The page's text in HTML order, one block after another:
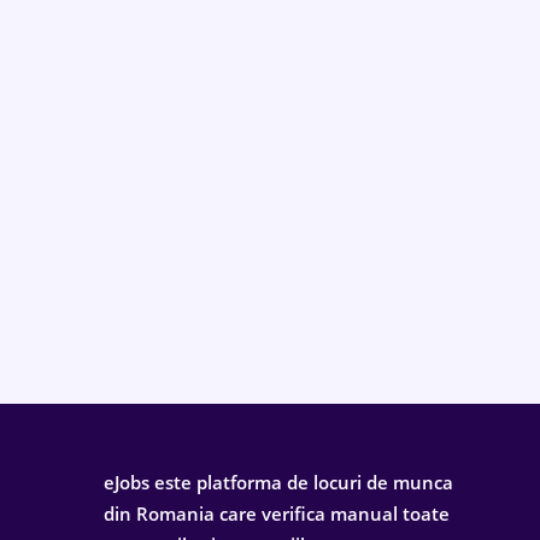
eJobs este platforma de locuri de munca
din Romania care verifica manual toate